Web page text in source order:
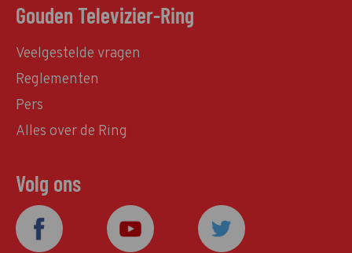
Gouden Televizier-Ring
Veelgestelde vragen
Reglementen
Pers
Alles over de Ring
Volg ons